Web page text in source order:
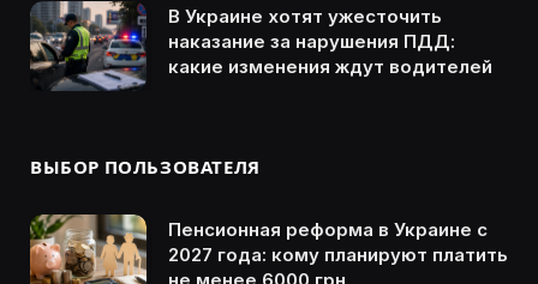
В Украине хотят ужесточить
наказание за нарушения ПДД:
какие изменения ждут водителей
ВЫБОР ПОЛЬЗОВАТЕЛЯ
Пенсионная реформа в Украине с
2027 года: кому планируют платить